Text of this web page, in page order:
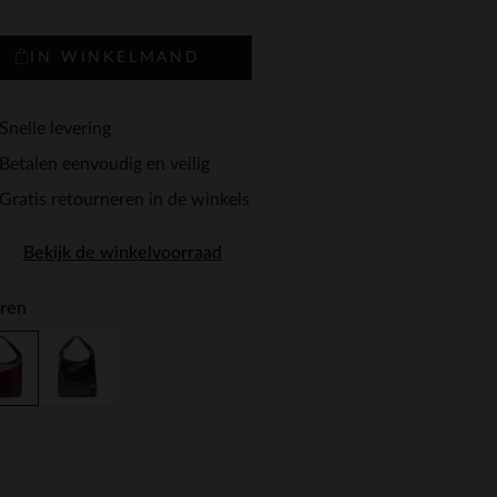
IN WINKELMAND
levering
eenvoudig en veilig
retourneren in de winkels
Bekijk de winkelvoorraad